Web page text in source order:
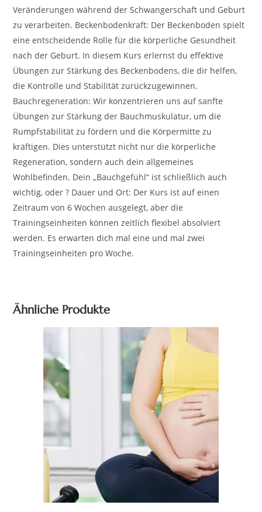
Veränderungen während der Schwangerschaft und Geburt
zu verarbeiten. Beckenbodenkraft: Der Beckenboden spielt
eine entscheidende Rolle für die körperliche Gesundheit
nach der Geburt. In diesem Kurs erlernst du effektive
Übungen zur Stärkung des Beckenbodens, die dir helfen,
die Kontrolle und Stabilität zurückzugewinnen.
Bauchregeneration: Wir konzentrieren uns auf sanfte
Übungen zur Stärkung der Bauchmuskulatur, um die
Rumpfstabilität zu fördern und die Körpermitte zu
kräftigen. Dies unterstützt nicht nur die körperliche
Regeneration, sondern auch dein allgemeines
Wohlbefinden. Dein „Bauchgefühl“ ist schließlich auch
wichtig, oder ? Dauer und Ort: Der Kurs ist auf einen
Zeitraum von 6 Wochen ausgelegt, aber die
Trainingseinheiten können zeitlich flexibel absolviert
werden. Es erwarten dich mal eine und mal zwei
Trainingseinheiten pro Woche.
Ähnliche Produkte